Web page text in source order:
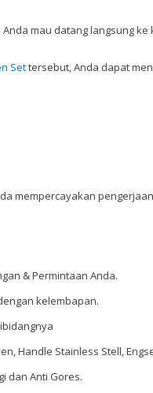
mau datang langsung ke
Settersebut, Anda dapat
mempercayakan
& Permintaan Anda.
kelembapan.
Handle Stainless Stell,
dan Anti Gores.